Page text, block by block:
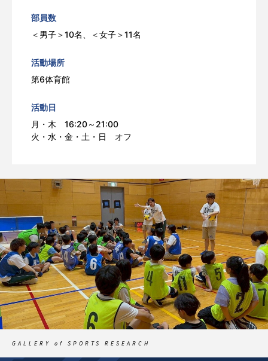
部員数
＜男子＞10名、＜女子＞11名
活動場所
第6体育館
活動日
月・木 16:20～21:00
火・水・金・土・日 オフ
GALLERY of SPORTS RESEARCH